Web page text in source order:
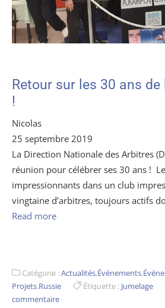
Retour sur les 30 ans de
!
Nicolas
25 septembre 2019
La Direction Nationale des Arbitres
réunion pour célébrer ses 30 ans !
impressionnants dans un club
vingtaine d’arbitres, toujours actifs
Read more
Catégorie :Actualités,Événements,
Projets,Russie Étiquette : Jumelage
commentaire